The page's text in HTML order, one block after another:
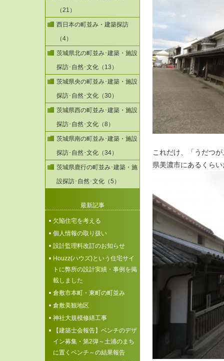
（21）
西日本の町並み・建築探訪
（4）
茨城県北の町並み･建築・施設
探訪･自然･文化（13）
茨城県央の町並み･建築・施設
探訪･自然･文化（30）
茨城県西の町並み･建築・施設
探訪･自然･文化（8）
茨城県南の町並み･建築・施設
探訪･自然･文化（34）
茨城県鹿行の町並み･建築・施
設探訪･自然･文化（5）
最新記事
欠陥住宅を考える
個人情報の取り扱い
設計監理料改訂のお知らせ
Houzz(ハウズ)という住宅サイ
トに弊所の設計実績・事例を掲
載しました
倉敷市本町・東町の町並み
倉敷美観地区
神社大規模修繕工事
【建築士会報告】ベンチのデザ
イン募集・第2弾～土浦のまち
に置くベンチ～の結果報告
これだけ、「うだつ
県美濃市にあるくら